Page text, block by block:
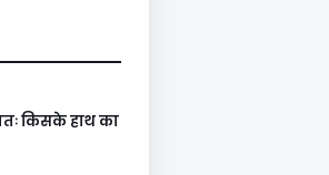
किसके हाथ का